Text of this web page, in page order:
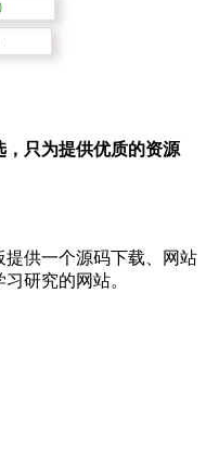
只为提供优质的资源
供一个源码下载、网站
研究的网站。